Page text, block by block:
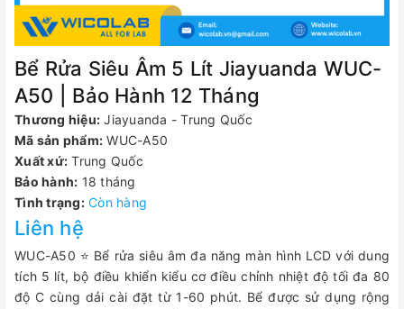
Bể Rửa Siêu Âm 5 Lít Jiayuanda WUC-
A50 | Bảo Hành 12 Tháng
Thương hiệu: Jiayuanda - Trung Quốc
Mã sản phẩm: WUC-A50
Xuất xứ: Trung Quốc
Bảo hành: 18 tháng
Tình trạng: Còn hàng
Liên hệ
WUC-A50 ⭐ Bể rửa siêu âm đa năng màn hình LCD với dung
tích 5 lít, bộ điều khiển kiểu cơ điều chỉnh nhiệt độ tối đa 80
độ C cùng dải cài đặt từ 1-60 phút. Bể được sử dụng rộng